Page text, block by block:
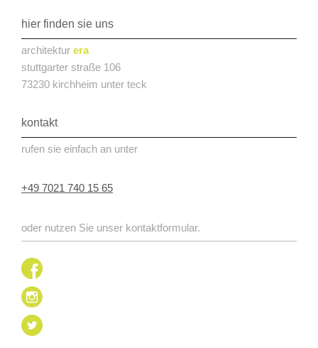
hier finden sie uns
architektur era
stuttgarter straße 106
73230 kirchheim unter teck
kontakt
rufen sie einfach an unter
+49 7021 740 15 65
oder nutzen Sie unser kontaktformular.